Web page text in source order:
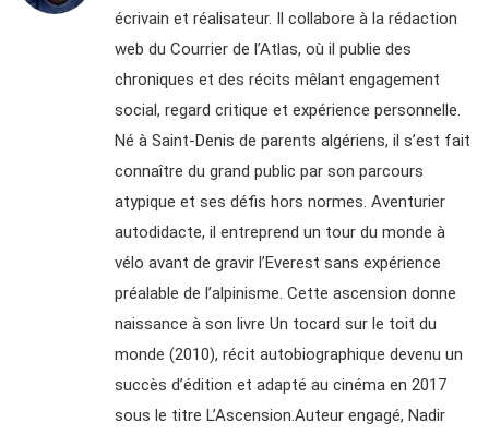
écrivain et réalisateur. Il collabore à la rédaction
web du Courrier de l’Atlas, où il publie des
chroniques et des récits mêlant engagement
social, regard critique et expérience personnelle.
Né à Saint-Denis de parents algériens, il s’est fait
connaître du grand public par son parcours
atypique et ses défis hors normes. Aventurier
autodidacte, il entreprend un tour du monde à
vélo avant de gravir l’Everest sans expérience
préalable de l’alpinisme. Cette ascension donne
naissance à son livre Un tocard sur le toit du
monde (2010), récit autobiographique devenu un
succès d’édition et adapté au cinéma en 2017
sous le titre L’Ascension.Auteur engagé, Nadir